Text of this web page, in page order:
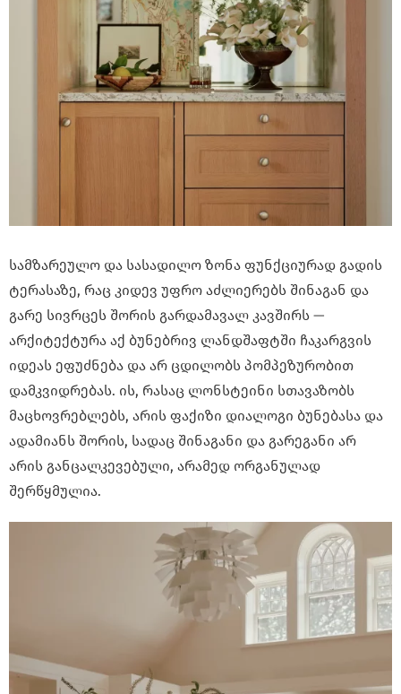
სამზარეულო და სასადილო ზონა ფუნქციურად გადის
ტერასაზე, რაც კიდევ უფრო აძლიერებს შინაგან და
გარე სივრცეს შორის გარდამავალ კავშირს —
არქიტექტურა აქ ბუნებრივ ლანდშაფტში ჩაკარგვის
იდეას ეფუძნება და არ ცდილობს პომპეზურობით
დამკვიდრებას. ის, რასაც ლონსტეინი სთავაზობს
მაცხოვრებლებს, არის ფაქიზი დიალოგი ბუნებასა და
ადამიანს შორის, სადაც შინაგანი და გარეგანი არ
არის განცალკევებული, არამედ ორგანულად
შერწყმულია.